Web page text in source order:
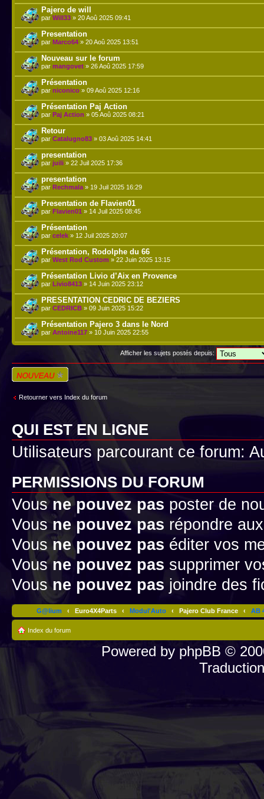
Pajero de will
par Will33 » 20 Aoû 2025 09:41
Presentation
par Marco64 » 20 Aoû 2025 13:51
Nouveau sur le forum
par mangovet » 26 Aoû 2025 17:59
Présentation
par niconico » 09 Aoû 2025 12:16
Présentation Paj Action
par Paj Action » 05 Aoû 2025 08:21
Retour
par Catalugno83 » 03 Aoû 2025 14:41
presentation
par juili » 22 Juil 2025 17:36
presentation
par Rechmala » 19 Juil 2025 16:29
Presentation de Flavien01
par Flavien01 » 14 Juil 2025 08:45
Présentation
par celek » 12 Juil 2025 20:07
Présentation, Rodolphe du 66
par West Rod Custom » 22 Juin 2025 13:15
Présentation Livio d’Aix en Provence
par Livio8413 » 14 Juin 2025 23:12
PRESENTATION CEDRIC DE BEZIERS
par CEDRICB » 09 Juin 2025 15:22
Présentation Pajero 3 dans le Nord
par Antoine117 » 10 Juin 2025 22:55
Afficher les sujets postés depuis:
Écrire un nouveau
sujet
Retourner vers Index du forum
QUI EST EN LIGNE
Utilisateurs parcourant ce forum:
PERMISSIONS DU FORUM
Vousne pouvez pas poster de
Vous ne pouvez pas répondre
Vousne pouvez pas éditer vos
Vousne pouvez pas supprimer
Vousne pouvez pas joindre des
G@lium ‹ Euro4X4Parts ‹ Modul'Auto ‹ Pajero Club France ‹ AB
Index du forum
Powered by phpBB ©